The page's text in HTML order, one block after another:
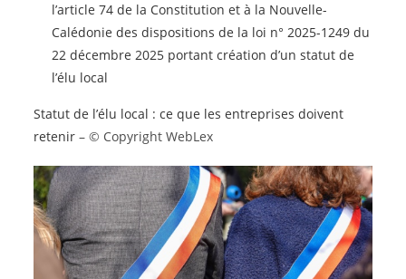
l’article 74 de la Constitution et à la Nouvelle-
Calédonie des dispositions de la loi n° 2025-1249 du
22 décembre 2025 portant création d’un statut de
l’élu local
Statut de l’élu local : ce que les entreprises doivent
retenir– © Copyright WebLex